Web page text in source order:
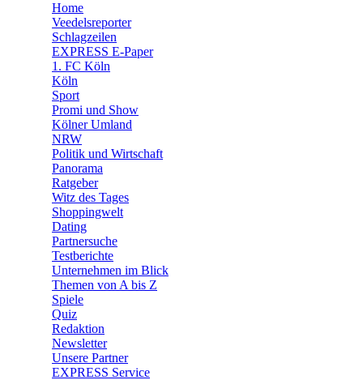
🛒 Shoppingwelt
Home
Veedelsreporter
Schlagzeilen
EXPRESS E-Paper
1. FC Köln
Köln
Sport
Promi und Show
Kölner Umland
NRW
Politik und Wirtschaft
Panorama
Ratgeber
Witz des Tages
Shoppingwelt
Dating
Partnersuche
Testberichte
Unternehmen im Blick
Themen von A bis Z
Spiele
Quiz
Redaktion
Newsletter
Unsere Partner
EXPRESS Service